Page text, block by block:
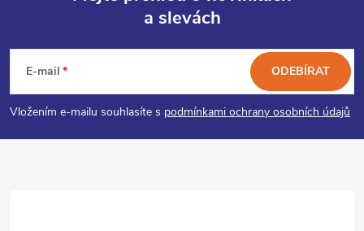
p
a slevách
E-mail
Vložením e-mailu souhlasíte s podmínkami ochrany osobních údajů
ODEBÍRAT